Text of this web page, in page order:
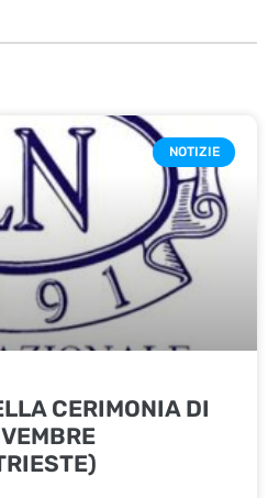
NOTIZIE
CERIMONIA DI